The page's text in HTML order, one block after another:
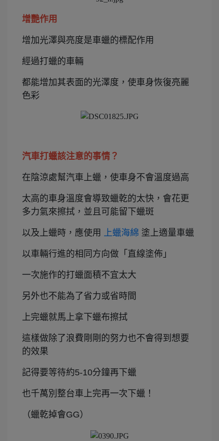
增艷作用
增加光澤與亮度是車蠟的標配作用
經過打蠟的車輛
都能增加其表面的光澤度，使車身恢復亮麗
色彩
汽車打蠟該注意的事情？
在陰涼處幫汽車上蠟，使車身不會溫度過高
太高的車身溫度會導致蠟乾的太快，會花更
多力氣來擦拭，並且可能留下蠟斑
以及上蠟時，應使用 上蠟海綿 塗上適量車蠟
以車輛行進的相同方向做「直線塗佈」
一次施作的打蠟面積不宜太大
另外也不能為了省力或省時間
上完蠟就馬上拿下蠟布擦拭
這樣做除了浪費剛剛的努力也不會得到想要
的效果
記得要等待約5-10分鐘再下蠟
也千萬別整台車上完再一次下蠟！
（蠟乾掉會GG）